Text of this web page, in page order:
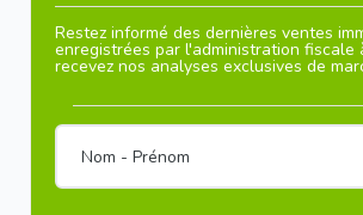
Restez informé des dernières ventes
enregistrées par l'administration fiscale
recevez nos analyses exclusives de